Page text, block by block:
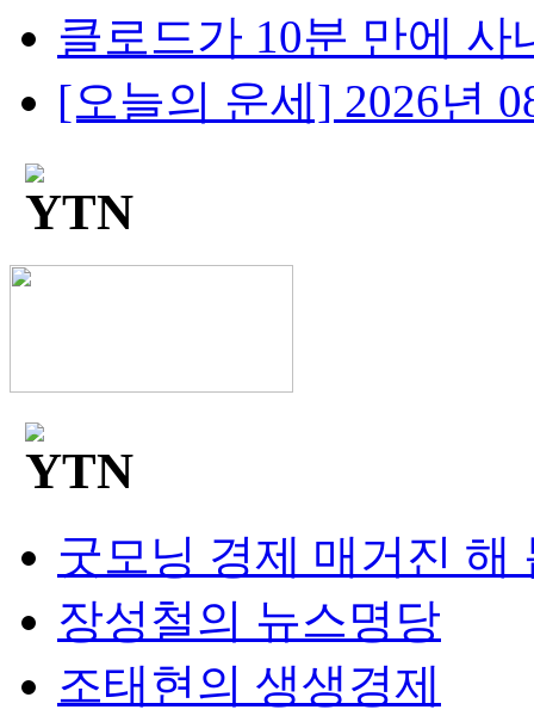
클로드가 10분 만에 사
[오늘의 운세] 2026년
굿모닝 경제 매거진 해
장성철의 뉴스명당
조태현의 생생경제